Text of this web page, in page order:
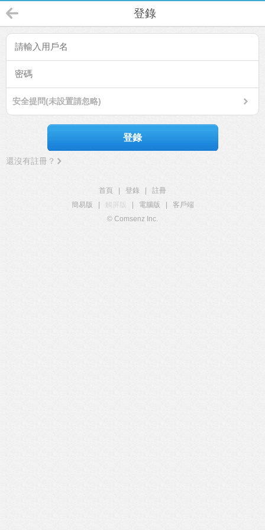
登錄
安全提問(未設置請忽略)
登錄
還沒有註冊？
首頁 登錄
註冊
簡易版
觸屏版 電腦版
客戶端
© Comsenz Inc.